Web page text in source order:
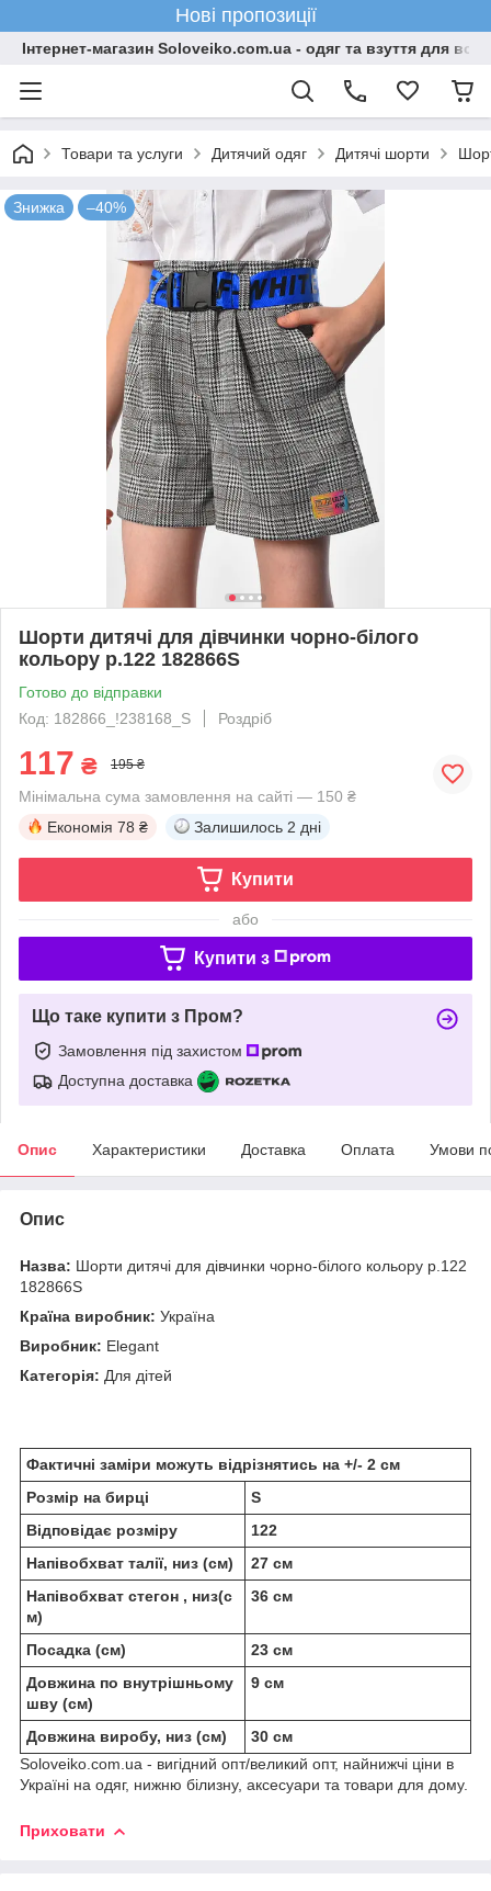
Нові пропозиції
Інтернет-магазин Soloveiko.com.ua - одяг та взуття для всієї
Товари та услуги Дитячий одяг Дитячі шорти
Знижка –40%
Шорти дитячі для дівчинки чорно-білого
кольору р.122 182866S
Готово до відправки
Код: 182866_!238168_S
Роздріб
117 ₴ 195 ₴
Мінімальна сума замовлення на сайті — 150 ₴
Економія 78 ₴ Залишилось 2 дні
Купити
або
Купити з
Що таке купити з Пром?
Замовлення під захистом
Доступна доставка
Опис Характеристики Доставка Оплата Умови
Опис
Назва: Шорти дитячі для дівчинки чорно-білого кольору р.122
182866S
Країна виробник: Україна
Виробник: Elegant
Категорія: Для дітей
Фактичні заміри можуть відрізнятись на +/- 2 см
Розмір на бирці
S
Відповідає розміру
122
Напівобхват талії, низ (см)
27 см
Напівобхват стегон , низ(с
м)
36 см
Посадка (см)
23 см
Довжина по внутрішньому
шву (см)
9 см
Довжина виробу, низ (см)
30 см
Soloveiko.com.ua - вигідний опт/великий опт, найнижчі ціни в
Україні на одяг, нижню білизну, аксесуари та товари для дому.
Приховати